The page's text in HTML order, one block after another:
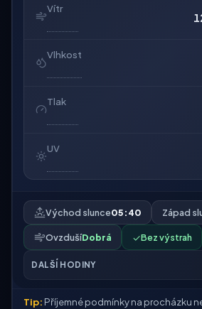
Vítr
Vlhkost
Tlak
UV
Východ slunce05:40 Západ
OvzdušíDobrá ✓Bez výstrah
DALŠÍ HODINY
Tip: Příjemné podmínky na procházku